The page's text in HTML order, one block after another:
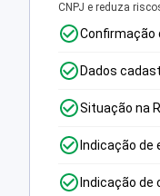
CNPJ e reduza
Confirmação
Dados
Situação na
Indicação
Indicação